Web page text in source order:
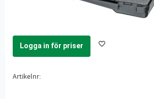
Logga in för priser Lägg till i favoriter
Artikelnr